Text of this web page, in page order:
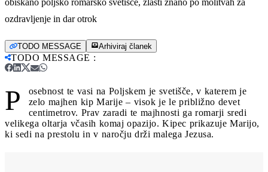
ozdravljenje in dar otrok
TODO MESSAGE Arhiviraj članek
TODO MESSAGE :
P
osebnost te vasi na Poljskem je svetišče, v katerem je
zelo majhen kip Marije – visok je le približno devet
centimetrov. Prav zaradi te majhnosti ga romarji sredi
velikega oltarja včasih komaj opazijo. Kipec prikazuje Marijo,
ki sedi na prestolu in v naročju drži malega Jezusa.